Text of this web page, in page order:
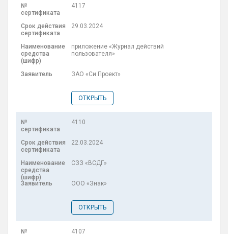
4117
29.03.2024
приложение «Журнал действий
пользователя»
ЗАО «Си Проект»
ОТКРЫТЬ
4110
22.03.2024
СЗЗ «ВСДГ»
ООО «Знак»
ОТКРЫТЬ
4107